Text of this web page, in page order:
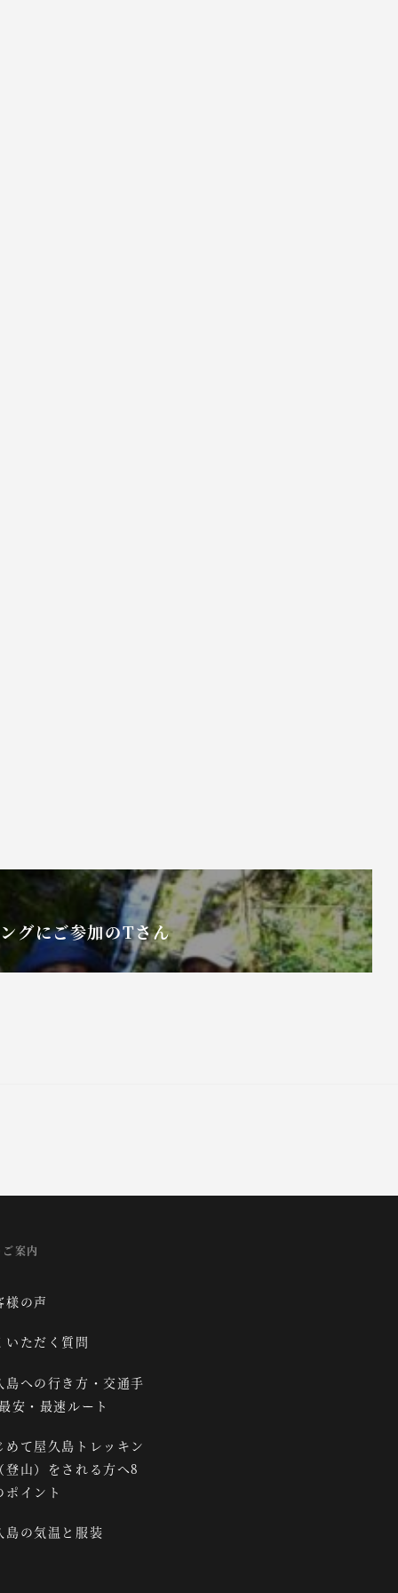
グにご参加のTさん
案内
様の声
いただく質問
島への行き方・交通手
安・最速ルート
めて屋久島トレッキン
登山）をされる方へ8
ポイント
島の気温と服装